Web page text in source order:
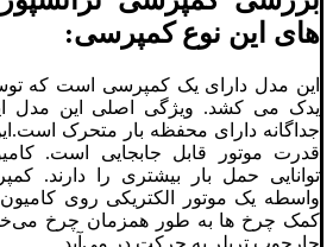
های این نوع کمپرسی:
این مدل دارای یک کمپرسی است که
یدک می کشد. ویژگی اصلی این مدل
جداگانه دارای محفظه بار متحرک
قدرت موتور قابل جابجایی است.
توانایی حمل بار بیشتری را دارند.
واسطه یک موتور الکتریکی روی
کمک چرخ ها به طور همزمان چرخ
چارچوب تریلر به حرکت در می‌آید.